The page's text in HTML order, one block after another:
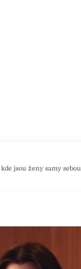
kde jsou ženy samy sebou